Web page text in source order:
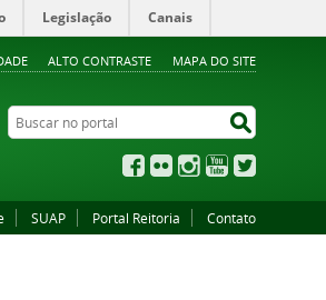
ALTO CONTRASTE MAPA DO SITE
Legislação Canais
Buscar no portal
Facebook
Flickr InstagramYouTube
SUAP Portal Reitoria Contato